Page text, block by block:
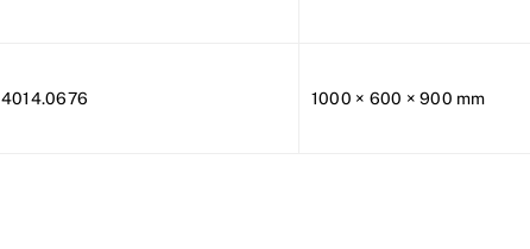
4014.0676 1000 × 600 × 900 mm